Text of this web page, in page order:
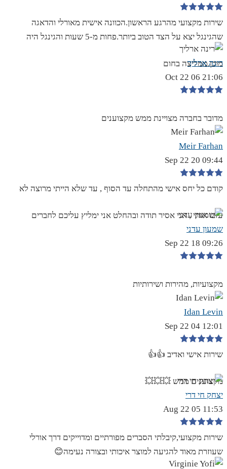
שירות מקצועי מהרגע הראשון.הכוונה אישית מאורלי והדאגה
שהגינגל יצא על הצד הטוב ביותר.פחות מ-5 שעות והגינגל היה
מוכן.ממליצה בחום
רינה ארליך
21:06 06 Oct 22
מדובר בחברה מצויינת ממש מקצוענים
Meir Farhan
09:44 20 Sep 22
קודם כל יחס אישי מהתחלה עד הסוף , עד שלא הייתי מרוצה לא
עזבו אותי , אני אסיר תודה ובהחלט אני ימליץ עליכם לחברים
שמעון עדני
09:26 18 Sep 22
מקצועיות, מהירות ושירותיות
Idan Levin
12:01 04 Sep 22
שירות אישי ואדיב 👍👍
מקצוענים ממש 💥💥💥
יצחק חי דרי
11:53 05 Aug 22
שירות מקצועי,קיבלתי הסברים מפורתיים ומדוייקים דרך אורלי
שעוזרת מאוד להגיעה למוצר איכותי ובצורה נעימה😊